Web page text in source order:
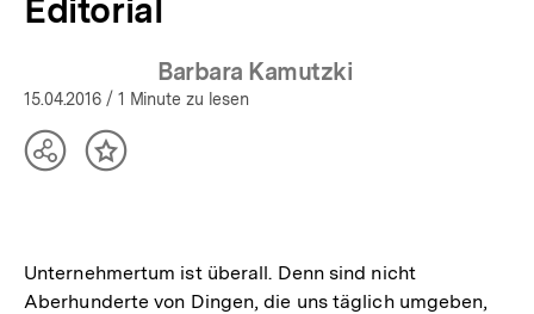
Editorial
Barbara Kamutzki
15.04.2016 / 1 Minute zu lesen
TeilenInhalt
Unternehmertum ist überall. Denn sind nicht
Aberhunderte von Dingen, die uns täglich umgeben,